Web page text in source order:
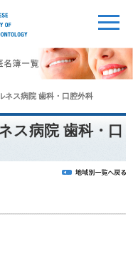
ネス病院 歯科・口腔外科
ス病院 歯科・口